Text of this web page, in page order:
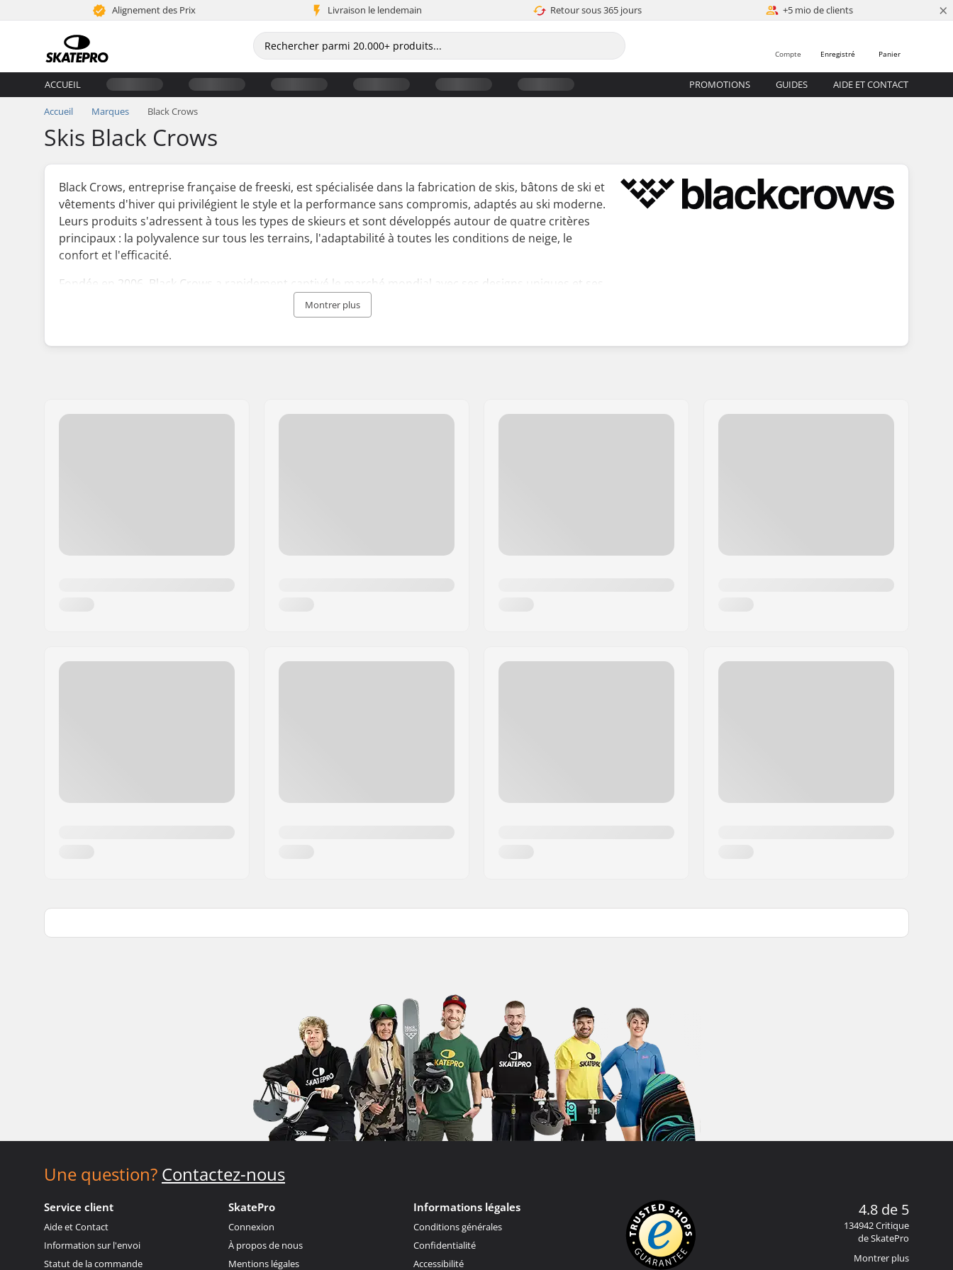
Alignement des Prix Livraison le lendemain Retour sous 365 jours +5 mio de clients ×
Panier
Enregistré
Compte
ACCUEIL PROMOTIONS GUIDES AIDE ET CONTACT
Accueil Marques Black Crows
Skis Black Crows
Black Crows, entreprise française de freeski, est spécialisée dans la fabrication de skis, bâtons de ski et
vêtements d'hiver qui privilégient le style et la performance sans compromis, adaptés au ski moderne.
Leurs produits s'adressent à tous les types de skieurs et sont développés autour de quatre critères
principaux : la polyvalence sur tous les terrains, l'adaptabilité à toutes les conditions de neige, le
confort et l'efficacité.
Fondée en 2006, Black Crows a rapidement captivé le marché mondial avec ses designs uniques et ses
motifs vibrants, offrant un mélange homogène de haute performance et de sophistication.
d'un équipement de sports d'hiver qui se distingue par des performances supérieures et un attrait
Montrer plus
Une question? Contactez-nous
Service client
Aide et Contact
Information sur l'envoi
Statut de la commande
SkatePro
Connexion
À propos de nous
Mentions légales
Informations légales
Conditions générales
Confidentialité
Accessibilité
4.8 de 5
134942 Critique
de SkatePro
Montrer plus